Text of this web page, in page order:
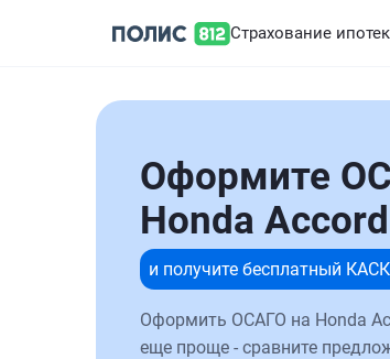
Страхование
Оформите
Honda
и получите бесплатный
Оформить ОСАГО на Honda
еще проще - сравните